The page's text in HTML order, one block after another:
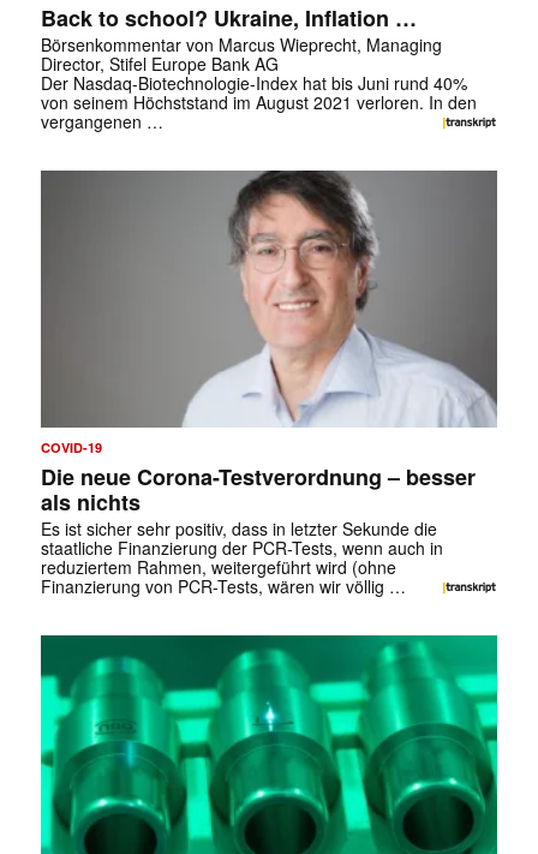
✕
Back to school? Ukraine, Inflation …
Börsenkommentar von Marcus Wieprecht, Managing
Director, Stifel Europe Bank AG
Der Nasdaq-Biotechnologie-Index hat bis Juni rund 40%
von seinem Höchststand im August 2021 verloren. In den
vergangenen …
COVID-19
Die neue Corona-Testverordnung – besser
als nichts
Es ist sicher sehr positiv, dass in letzter Sekunde die
staatliche Finanzierung der PCR-Tests, wenn auch in
reduziertem Rahmen, weitergeführt wird (ohne
Finanzierung von PCR-Tests, wären wir völlig …